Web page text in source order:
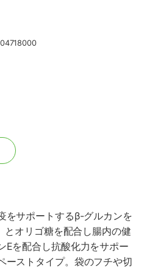
をサポートするβ-グルカンを
とオリゴ糖を配合し腸内の健
Eを配合し抗酸化力をサポー
ーストタイプ。袋のフチや切